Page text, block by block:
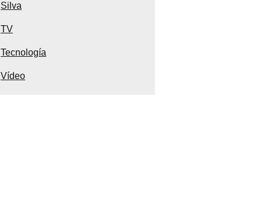
Silva
TV
Tecnología
Vídeo